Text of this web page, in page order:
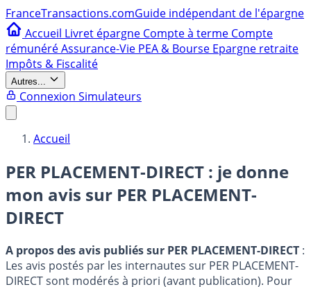
FranceTransactions.comGuide indépendant de l'épargne
Accueil Livret épargne Compte à terme Compte
rémunéréAssurance-Vie PEA & Bourse Epargne retraite
Impôts & Fiscalité
Autres...
Connexion Simulateurs
Accueil
PER PLACEMENT-DIRECT : je donne
mon avis sur PER PLACEMENT-
DIRECT
A propos des avis publiés sur PER PLACEMENT-DIRECT :
Les avis postés par les internautes sur PER PLACEMENT-
DIRECT sont modérés à priori (avant publication). Pour